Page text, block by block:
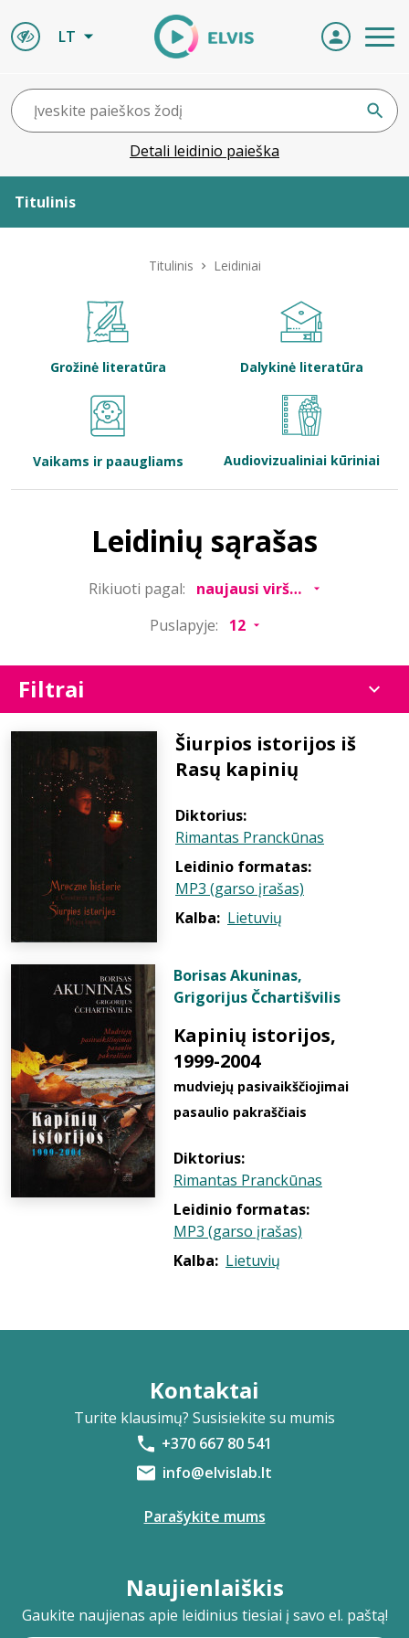
LT
Detali leidinio paieška
Titulinis
Bibliotekoms
Titulinis Leidiniai
Grožinė literatūra Dalykinė literatūra
Vaikams ir paaugliams Audiovizualiniai kūriniai
Leidinių sąrašas
Rikiuoti pagal:
Puslapyje:
Filtrai
Šiurpios istorijos iš
Rasų kapinių
Diktorius:
Rimantas Pranckūnas
Leidinio formatas:
MP3 (garso įrašas)
Kalba: Lietuvių
Borisas Akuninas,
Grigorijus Čchartišvilis
Kapinių istorijos,
1999-2004
mudviejų pasivaikščiojimai
pasaulio pakraščiais
Diktorius:
Rimantas Pranckūnas
Leidinio formatas:
MP3 (garso įrašas)
Kalba: Lietuvių
Kontaktai
Turite klausimų? Susisiekite su mumis
+370 667 80 541
info@elvislab.lt
Parašykite mums
Naujienlaiškis
Gaukite naujienas apie leidinius tiesiai į savo el. paštą!